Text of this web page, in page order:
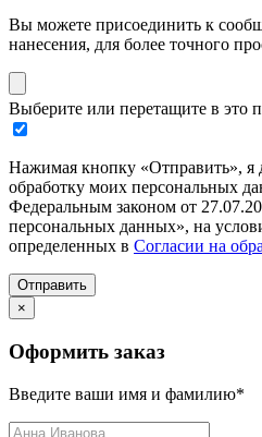
Вы можете присоединить к
нанесения, для более точного
Выберите или перетащите в это
Нажимая кнопку «Отправить», я
обработку моих персональных
Федеральным законом от
персональных данных», на
определенных в Согласии на
Отправить
×
Оформить заказ
Введите ваши имя и фамилию*